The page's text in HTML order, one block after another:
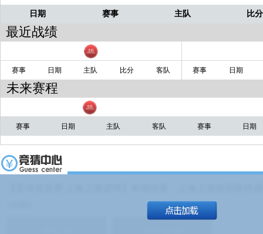
豪泽9分9篮板2助攻、科内特4分3篮板3
帽、班顿5分
日期 赛事 主队 比分
最近战绩
赛事 日期 主队 比分 客队 赛事 日期
未来赛程
赛事 日期 主队 客队 赛事 日期